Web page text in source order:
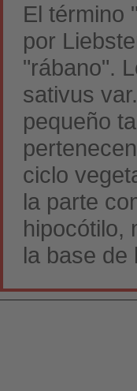
El término
por
"rábano".
sativus
pequeño
ciclo
la parte
hipocótilo,
la base de